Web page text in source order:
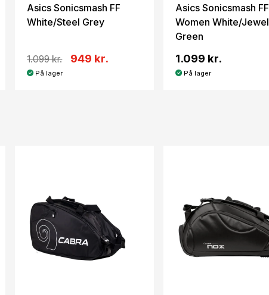
Asics Sonicsmash FF
White/Steel Grey
1.099 kr. 949 kr.
På lager
Asics Sonicsmash FF
Women White/Jewel
Green
1.099 kr.
På lager